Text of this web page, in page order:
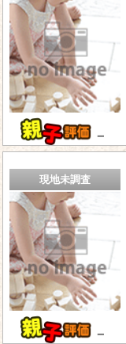
－
現地未調査
－